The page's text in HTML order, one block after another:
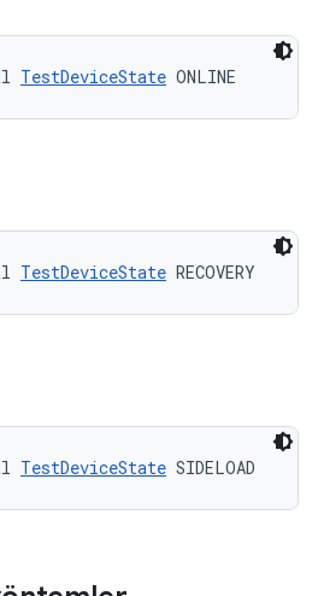
TestDeviceState ONLINE
TestDeviceState RECOVERY
TestDeviceState SIDELOAD